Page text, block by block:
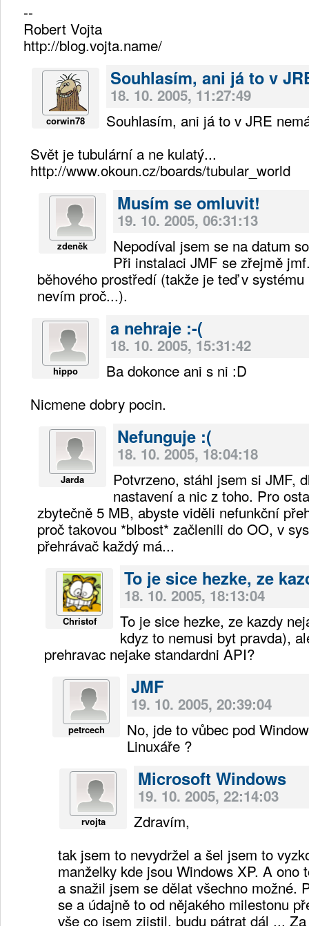
--
Robert Vojta
http://blog.vojta.name/
corwin78
Souhlasím, ani já to v
18. 10. 2005, 11:27:49
Souhlasím, ani já to v JRE
Svět je tubulární a ne kulatý...
http://www.okoun.cz/boards/tubular_world
zdeněk
Musím se omluvit!
19. 10. 2005, 06:31:13
Nepodíval jsem se na datum
Při instalaci JMF se zřejmě
běhového prostředí (takže je teď v
nevím proč...).
hippo
a nehraje :-(
18. 10. 2005, 15:31:42
Ba dokonce ani s ni :D
Nicmene dobry pocin.
Jarda
Nefunguje :(
18. 10. 2005, 18:04:18
Potvrzeno, stáhl jsem si JMF,
nastavení a nic z toho. Pro
zbytečně 5 MB, abyste viděli nefunkční
proč takovou *blbost* začlenili do OO, v
přehrávač každý má...
Christof
To je sice hezke, ze
18. 10. 2005, 18:13:04
To je sice hezke, ze kazdy
kdyz to nemusi byt pravda),
prehravac nejake standardni API?
petrcech
JMF
19. 10. 2005, 20:39:04
No, jde to vůbec pod
Linuxáře ?
rvojta
Microsoft Windows
19. 10. 2005, 22:14:03
Zdravím,
tak jsem to nevydržel a šel jsem to
manželky kde jsou Windows XP. A ono
a snažil jsem se dělat všechno možné.
se a údajně to od nějakého milestonu
vše co jsem zjistil, budu pátrat dál ...